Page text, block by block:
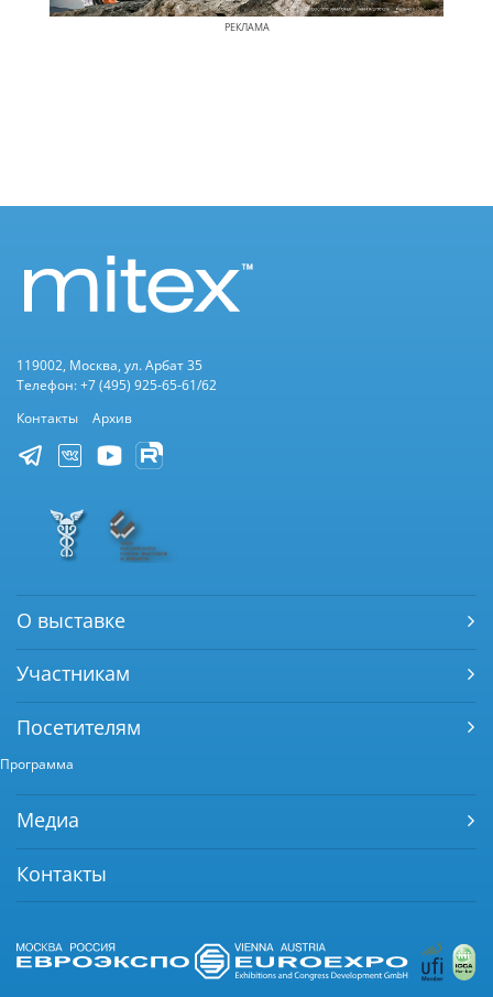
РЕКЛАМА
119002, Москва, ул. Арбат 35
Телефон: +7 (495) 925-65-61/62
Контакты
Архив
О выставке
Участникам
Посетителям
Программа
Медиа
Контакты